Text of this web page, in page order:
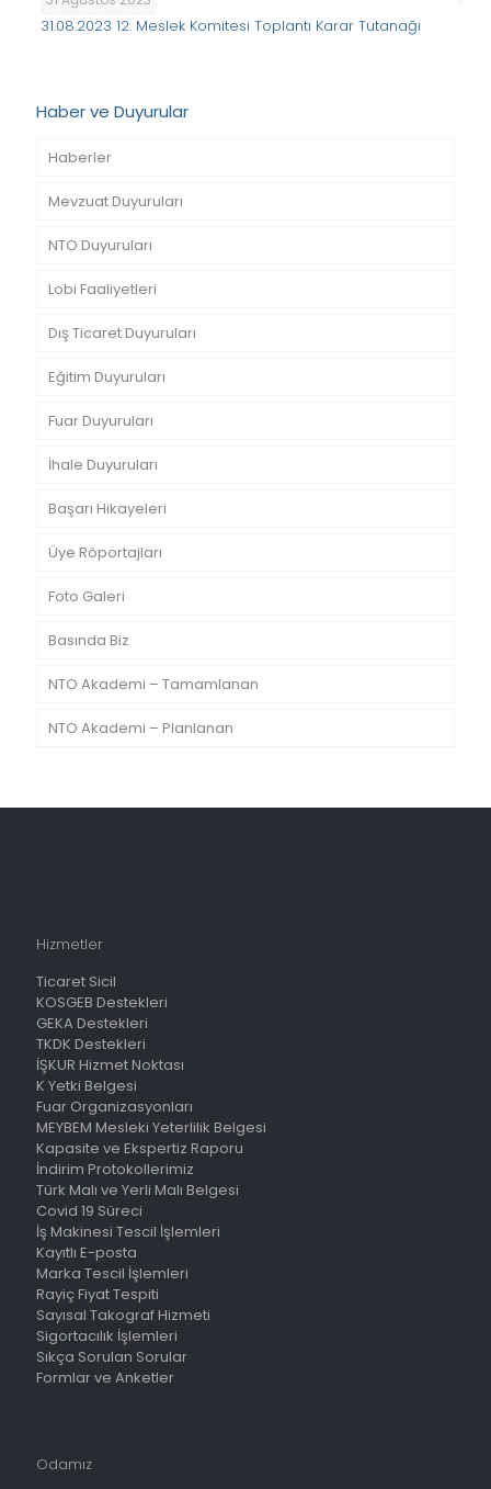
31.08.2023 12. Meslek Komitesi Toplantı Karar Tutanağı
Haber ve Duyurular
Haberler
Mevzuat Duyuruları
NTO Duyuruları
Lobi Faaliyetleri
Dış Ticaret Duyuruları
Eğitim Duyuruları
Fuar Duyuruları
İhale Duyuruları
Başarı Hikayeleri
Üye Röportajları
Foto Galeri
Basında Biz
NTO Akademi – Tamamlanan
NTO Akademi – Planlanan
Hizmetler
Ticaret Sicil
KOSGEB Destekleri
GEKA Destekleri
TKDK Destekleri
İŞKUR Hizmet Noktası
K Yetki Belgesi
Fuar Organizasyonları
MEYBEM Mesleki Yeterlilik Belgesi
Kapasite ve Ekspertiz Raporu
İndirim Protokollerimiz
Türk Malı ve Yerli Malı Belgesi
Covid 19 Süreci
İş Makinesi Tescil İşlemleri
Kayıtlı E-posta
Marka Tescil İşlemleri
Rayiç Fiyat Tespiti
Sayısal Takograf Hizmeti
Sigortacılık İşlemleri
Sıkça Sorulan Sorular
Formlar ve Anketler
Odamız